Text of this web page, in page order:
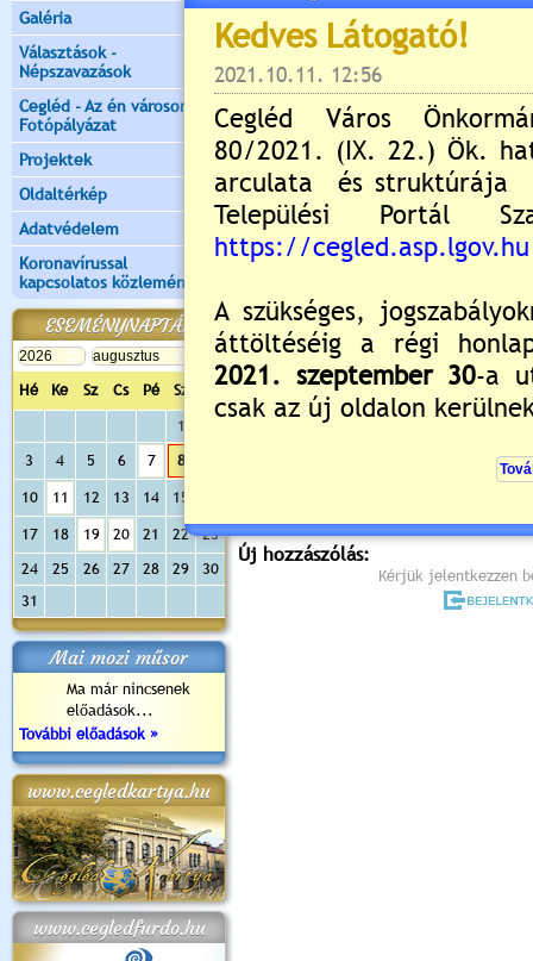
Galéria
Választások -
Népszavazások
Cegléd - Az én városom -
Fotópályázat
Projektek
Oldaltérkép
Adatvédelem
Koronavírussal
kapcsolatos közlemények
ESEMÉNYNAPTÁR
Hé Ke Sz Cs Pé Sz
Va
1
3
4 5 6 7 8
10 11 12 13 14 15
17 18 19 20 21 22
23
24
25 26 27 28 29
30
31
Mai mozi műsor
Ma már nincsenek
előadások...
További előadások »
www.cegledkartya.hu
www.cegledfurdo.hu
Új hozzászólás:
Kérjük jelentkezzen